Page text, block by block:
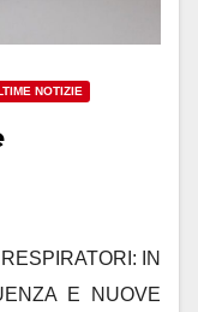
NOTIZIE
IN
E NUOVE